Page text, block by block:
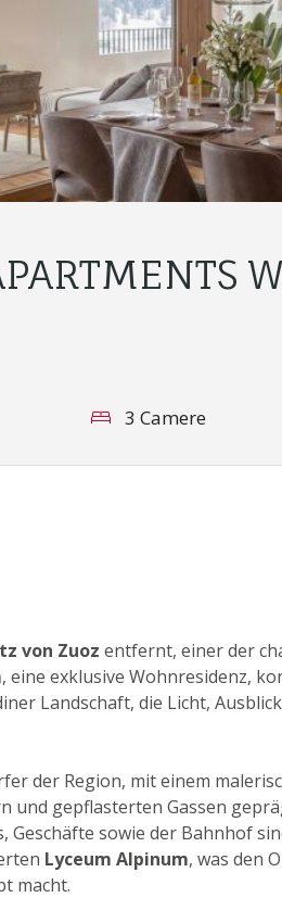
3 Camere
von Zuoz entfernt, einer der
, eine exklusive Wohnresidenz,
Landschaft, die Licht,
der Region, mit einem
und gepflasterten Gassen
sowie der Bahnhof
Lyceum Alpinum, was den
macht.